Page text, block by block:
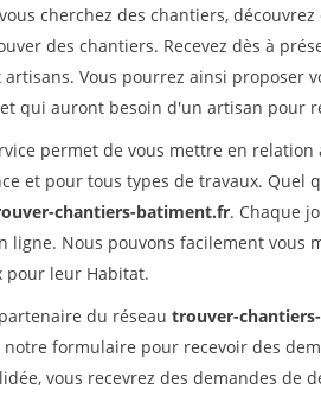
cherchez des chantiers,
des chantiers. Recevez dès à
Vous pourrez ainsi proposer
qui auront besoin d'un artisan pour
permet de vous mettre en
et pour tous types de travaux. Quel
chantiers-batiment.fr. Chaque
ligne. Nous pouvons facilement vous
pour leur Habitat.
du réseau trouver-
notre formulaire pour recevoir des
vous recevrez des demandes de